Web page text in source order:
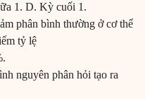
1. D. Kỳ cuối 1.
phân bình thường ở cơ thể
tỷ lệ
nguyên phân hỏi tạo ra